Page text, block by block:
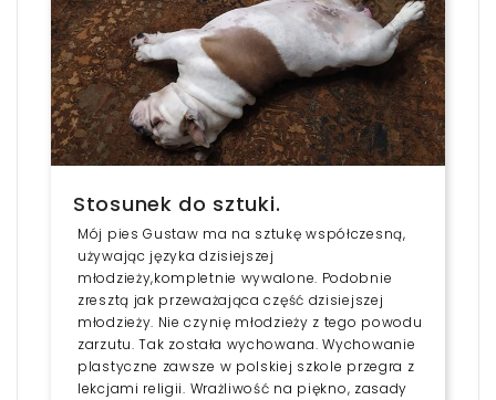
Stosunek do sztuki.
Mój pies Gustaw ma na sztukę współczesną,
używając języka dzisiejszej
młodzieży,kompletnie wywalone. Podobnie
zresztą jak przeważająca część dzisiejszej
młodzieży. Nie czynię młodzieży z tego powodu
zarzutu. Tak została wychowana. Wychowanie
plastyczne zawsze w polskiej szkole przegra z
lekcjami religii. Wrażliwość na piękno, zasady